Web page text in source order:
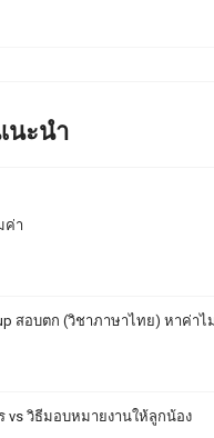
นะนำ
ค่า
สอบตก (วิชาภาษาไทย) หาค่าไ
vs วิธีมอบหมายงานให้ลูกน้อง